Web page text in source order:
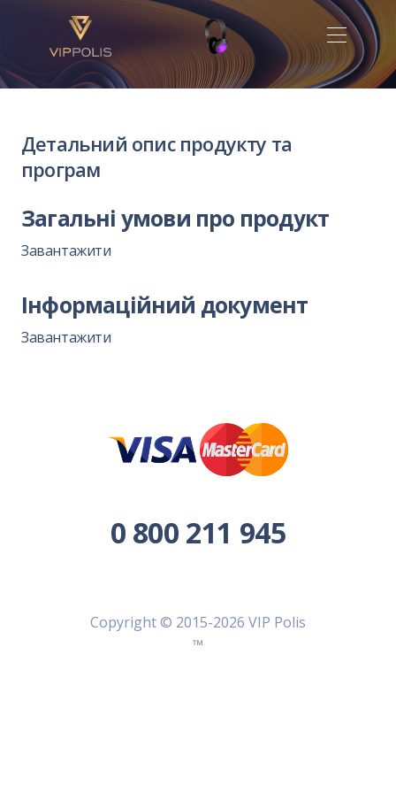
Детальний опис продукту та
програм
Загальні умови про продукт
Завантажити
Інформаційний документ
Завантажити
0 800 211 945
Copyright © 2015-2026 VIP Polis
™